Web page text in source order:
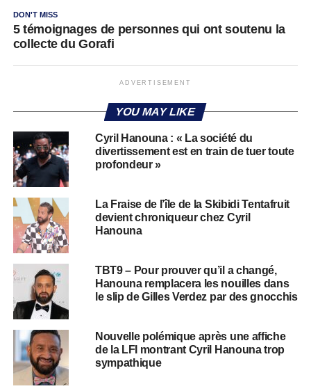
DON'T MISS
5 témoignages de personnes qui ont soutenu la
collecte du Gorafi
ADVERTISEMENT
YOU MAY LIKE
Cyril Hanouna : « La société du
divertissement est en train de tuer toute
profondeur »
La Fraise de l’île de la Skibidi Tentafruit
devient chroniqueur chez Cyril
Hanouna
TBT9 – Pour prouver qu’il a changé,
Hanouna remplacera les nouilles dans
le slip de Gilles Verdez par des gnocchis
Nouvelle polémique après une affiche
de la LFI montrant Cyril Hanouna trop
sympathique